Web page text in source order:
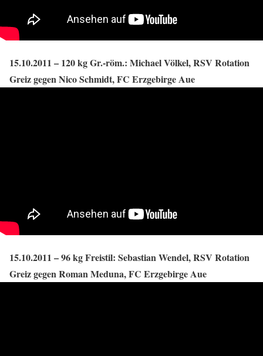
15.10.2011 – 120 kg Gr.-röm.: Michael Völkel, RSV Rotation
Greiz gegen Nico Schmidt, FC Erzgebirge Aue
15.10.2011 – 96 kg Freistil: Sebastian Wendel, RSV Rotation
Greiz gegen Roman Meduna, FC Erzgebirge Aue